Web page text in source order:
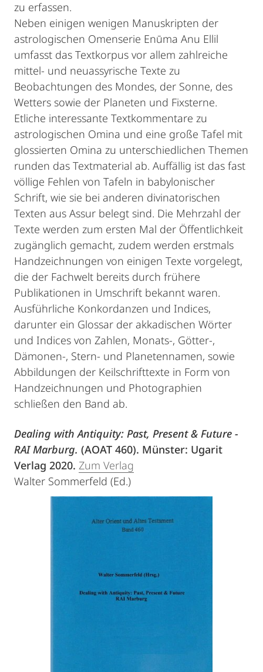
zu erfassen.
Neben einigen wenigen Manuskripten der
astrologischen Omenserie Enūma Anu Ellil
umfasst das Textkorpus vor allem zahlreiche
mittel- und neuassyrische Texte zu
Beobachtungen des Mondes, der Sonne, des
Wetters sowie der Planeten und Fixsterne.
Etliche interessante Textkommentare zu
astrologischen Omina und eine große Tafel mit
glossierten Omina zu unterschiedlichen Themen
runden das Textmaterial ab. Auffällig ist das fast
völlige Fehlen von Tafeln in babylonischer
Schrift, wie sie bei anderen divinatorischen
Texten aus Assur belegt sind. Die Mehrzahl der
Texte werden zum ersten Mal der Öffentlichkeit
zugänglich gemacht, zudem werden erstmals
Handzeichnungen von einigen Texte vorgelegt,
die der Fachwelt bereits durch frühere
Publikationen in Umschrift bekannt waren.
Ausführliche Konkordanzen und Indices,
darunter ein Glossar der akkadischen Wörter
und Indices von Zahlen, Monats-, Götter-,
Dämonen-, Stern- und Planetennamen, sowie
Abbildungen der Keilschrifttexte in Form von
Handzeichnungen und Photographien
schließen den Band ab.
Dealing with Antiquity: Past, Present & Future -
RAI Marburg. (AOAT 460). Münster: Ugarit
Verlag 2020. Zum Verlag
Walter Sommerfeld (Ed.)